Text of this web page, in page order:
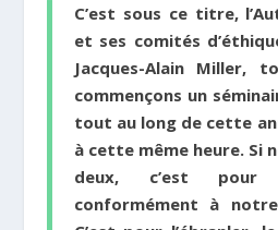
C’est sous ce titre,
et ses comités
Jacques-Alain Miller,
commençons un
tout au long de cette
à cette même heure. Si
deux, c’est pour
conformément à